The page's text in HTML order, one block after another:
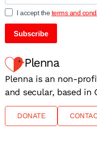
I accept theterms and
Subscribe
Plenna
Plenna is an non-
and secular, based in
DONATE